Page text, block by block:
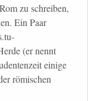
zu schreiben,
Ein Paar
(er nennt
einige
römischen